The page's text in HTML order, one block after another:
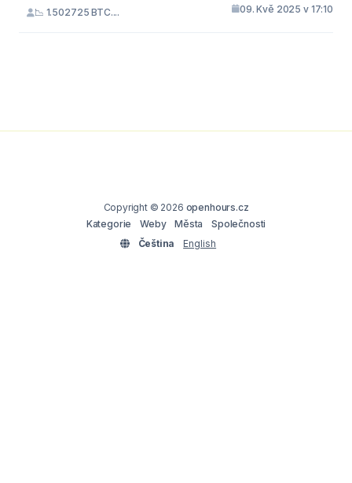
📉 1.502725 BTC.... 09. Kvě 2025 v 17:10
Copyright © 2026 openhours.cz
Kategorie
Weby Města
Společnosti
Čeština
English